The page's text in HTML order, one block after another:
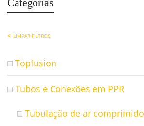
Categorias
LIMPAR FILTROS
Topfusion
Tubos e Conexões em PPR
Tubulação de ar comprimido